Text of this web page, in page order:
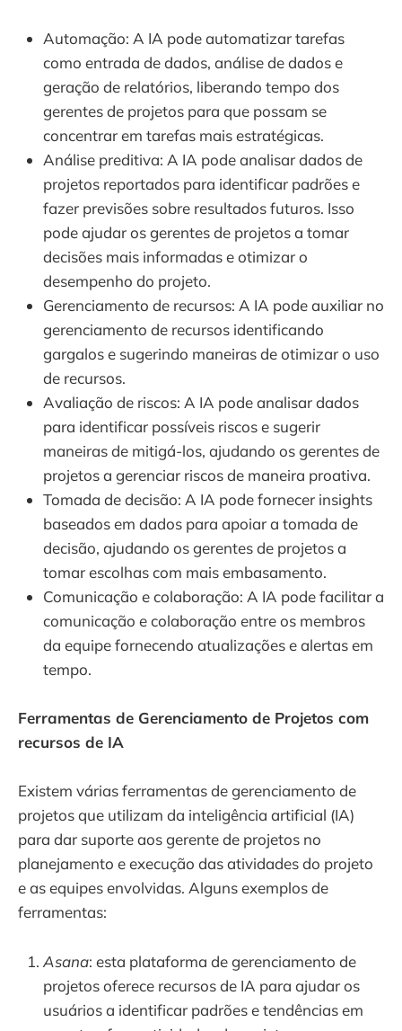
Automação: A IA pode automatizar tarefas
como entrada de dados, análise de dados e
geração de relatórios, liberando tempo dos
gerentes de projetos para que possam se
concentrar em tarefas mais estratégicas.
Análise preditiva: A IA pode analisar dados de
projetos reportados para identificar padrões e
fazer previsões sobre resultados futuros. Isso
pode ajudar os gerentes de projetos a tomar
decisões mais informadas e otimizar o
desempenho do projeto.
Gerenciamento de recursos: A IA pode auxiliar no
gerenciamento de recursos identificando
gargalos e sugerindo maneiras de otimizar o uso
de recursos.
Avaliação de riscos: A IA pode analisar dados
para identificar possíveis riscos e sugerir
maneiras de mitigá-los, ajudando os gerentes de
projetos a gerenciar riscos de maneira proativa.
Tomada de decisão: A IA pode fornecer insights
baseados em dados para apoiar a tomada de
decisão, ajudando os gerentes de projetos a
tomar escolhas com mais embasamento.
Comunicação e colaboração: A IA pode facilitar a
comunicação e colaboração entre os membros
da equipe fornecendo atualizações e alertas em
tempo.
Ferramentas de Gerenciamento de Projetos com
recursos de IA
Existem várias ferramentas de gerenciamento de
projetos que utilizam da inteligência artificial (IA)
para dar suporte aos gerente de projetos no
planejamento e execução das atividades do projeto
e as equipes envolvidas. Alguns exemplos de
ferramentas:
Asana: esta plataforma de gerenciamento de
projetos oferece recursos de IA para ajudar os
usuários a identificar padrões e tendências em